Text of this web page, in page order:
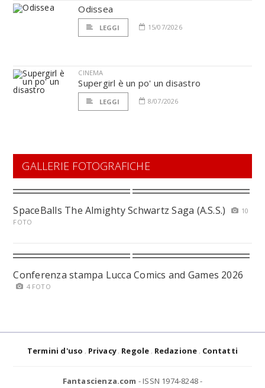
Odissea
LEGGI 15/07/2026
CINEMA
Supergirl è un po' un disastro
LEGGI 8/07/2026
GALLERIE FOTOGRAFICHE
SpaceBalls The Almighty Schwartz Saga (A.S.S.)
10
FOTO
Conferenza stampa Lucca Comics and Games 2026
4 FOTO
Termini d'uso Privacy Regole Redazione Contatti
Fantascienza.com - ISSN 1974-8248 -